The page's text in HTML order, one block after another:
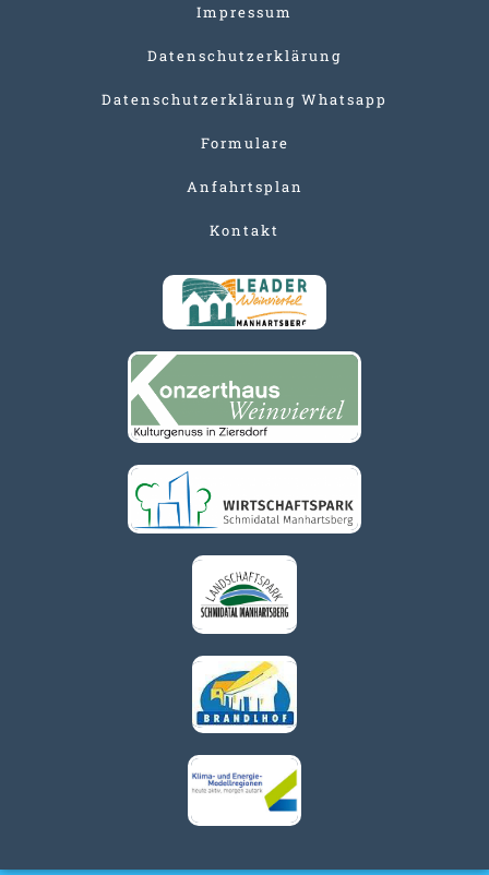
Impressum
Datenschutzerklärung
Datenschutzerklärung Whatsapp
Formulare
Anfahrtsplan
Kontakt